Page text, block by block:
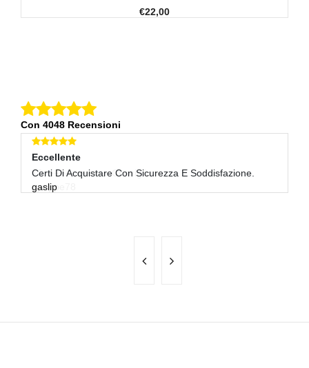
€22,00
Con 4048 Recensioni
Eccellente
Certi Di Acquistare Con Sicurezza E Soddisfazione.
gaslip